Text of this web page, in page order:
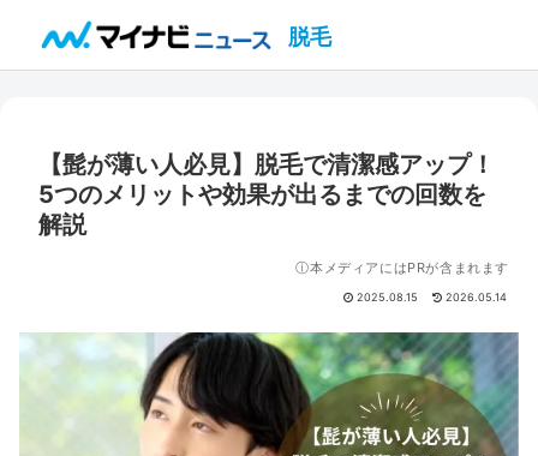
脱毛
【髭が薄い人必見】脱毛で清潔感アップ！
5つのメリットや効果が出るまでの回数を
解説
ⓘ本メディアにはPRが含まれます
2025.08.15 2026.05.14